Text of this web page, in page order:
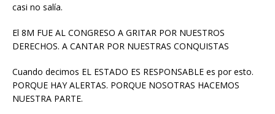
casi no salía.
El 8M FUE AL CONGRESO A GRITAR POR NUESTROS
DERECHOS. A CANTAR POR NUESTRAS CONQUISTAS
Cuando decimos EL ESTADO ES RESPONSABLE es por esto.
PORQUE HAY ALERTAS. PORQUE NOSOTRAS HACEMOS
NUESTRA PARTE.